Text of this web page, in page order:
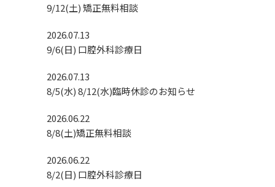
9/12(土) 矯正無料相談
2026.07.13
9/6(日) 口腔外科診療日
2026.07.13
8/5(水) 8/12(水)臨時休診のお知らせ
2026.06.22
8/8(土)矯正無料相談
2026.06.22
8/2(日) 口腔外科診療日